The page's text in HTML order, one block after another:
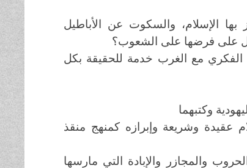
بها الإسلام، والسكوت عن الأباطيل
على فرضها على الشعوب؟
الفكري مع الغرب خدمة للحقيقة بكل
وكتبهما
عقيدة وشريعة وإبرازه كمنهج منقذ
والمجازر والإبادة التي مارسها